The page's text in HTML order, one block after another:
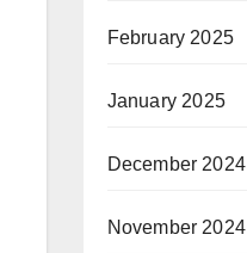
February 2025
January 2025
December 2024
November 2024